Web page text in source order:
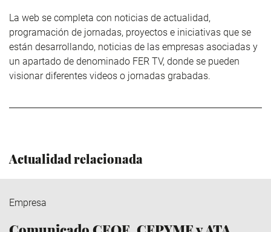
La web se completa con noticias de actualidad,
programación de jornadas, proyectos e iniciativas que se
están desarrollando, noticias de las empresas asociadas y
un apartado de denominado FER TV, donde se pueden
visionar diferentes videos o jornadas grabadas.
Actualidad relacionada
Empresa